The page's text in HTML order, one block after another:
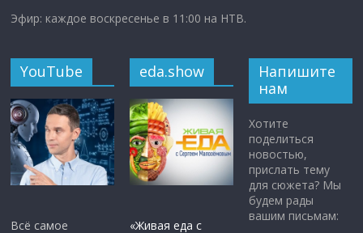
Эфир: каждое воскресенье в 11:00 на НТВ.
YouTube
Всё самое
eda.show
«Живая еда с
Напишите
нам
Хотите
поделиться
новостью,
прислать тему
для сюжета? Мы
будем рады
вашим письмам: